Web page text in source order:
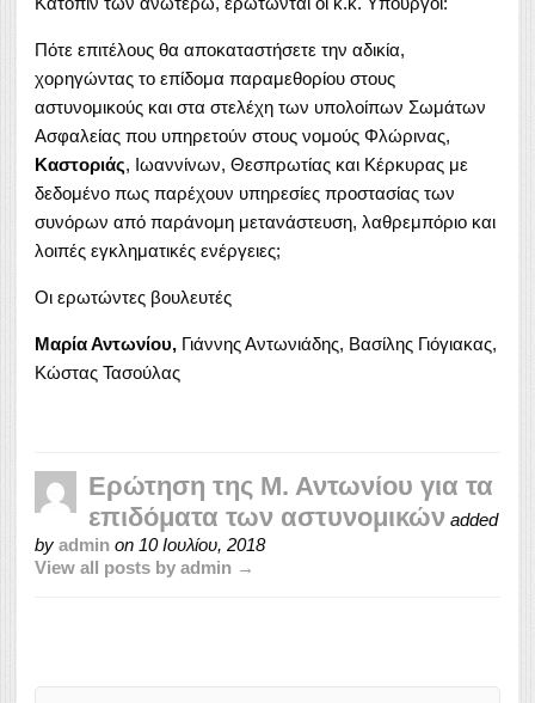
Πότε επιτέλους θα αποκαταστήσετε την αδικία,
χορηγώντας το επίδομα παραμεθορίου στους
αστυνομικούς και στα στελέχη των υπολοίπων Σωμάτων
Ασφαλείας που υπηρετούν στους νομούς Φλώρινας,
Καστοριάς, Ιωαννίνων, Θεσπρωτίας και Κέρκυρας με
δεδομένο πως παρέχουν υπηρεσίες προστασίας των
συνόρων από παράνομη μετανάστευση, λαθρεμπόριο και
λοιπές εγκληματικές ενέργειες;
Οι ερωτώντες βουλευτές
Μαρία Αντωνίου, Γιάννης Αντωνιάδης, Βασίλης Γιόγιακας,
Κώστας Τασούλας
Ερώτηση της Μ. Αντωνίου για τα
επιδόματα των αστυνομικών added
by admin on 10 Ιουλίου, 2018
View all posts by admin →